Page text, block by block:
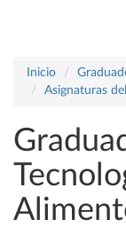
Inicio
Asignaturas